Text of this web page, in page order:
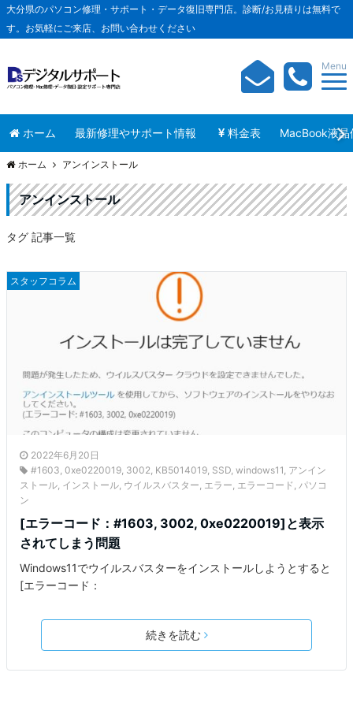
大分県のパソコン修理・サポート・データ復旧専門店。診断/お見積りは無料で
す。お気軽にご来店、お問い合わせください
Menu
ホーム 最新修理やサポート情報 料金表 MacBook液晶
ホーム アンインストール
アンインストール
タグ 記事一覧
スタッフコラム
2022年6月20日
#1603, 0xe0220019, 3002, KB5014019, SSD, windows11, アンイン
ストール, インストール, ウイルスバスター, エラー, エラーコード , パソコ
ン
[エラーコード：#1603, 3002, 0xe0220019]と表示
されてしまう問題
Windows11でウイルスバスターをインストールしようとすると
[エラーコード：
続きを読む